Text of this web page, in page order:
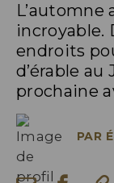
L’automne
incroyable.
endroits
d’érable
prochaine
PAR